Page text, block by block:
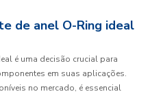
de anel O-Ring ideal
é uma decisão crucial para
em suas aplicações.
no mercado, é essencial